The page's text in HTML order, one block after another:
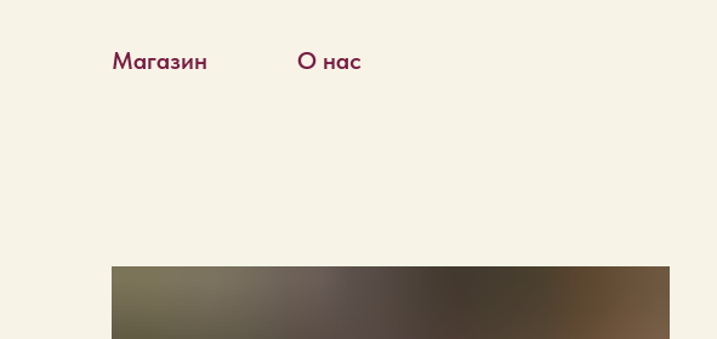
Магазин О нас